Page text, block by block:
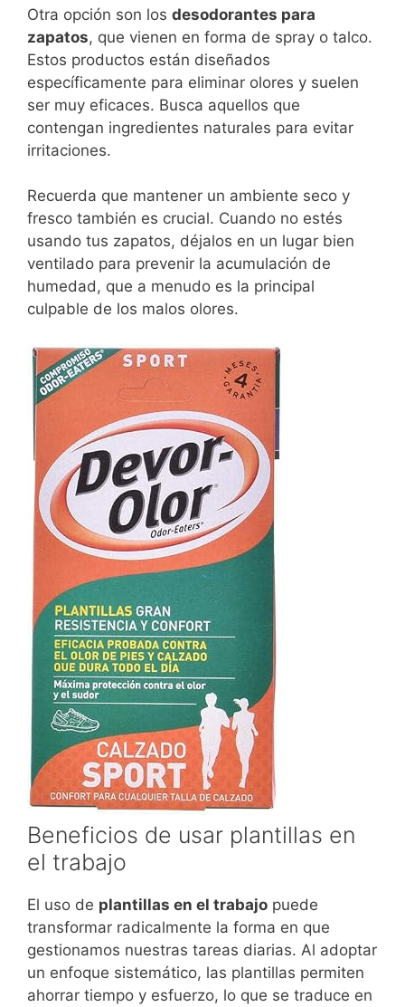
Otra opción son los desodorantes para
zapatos, que vienen en forma de spray o talco.
Estos productos están diseñados
específicamente para eliminar olores y suelen
ser muy eficaces. Busca aquellos que
contengan ingredientes naturales para evitar
irritaciones.
Recuerda que mantener un ambiente seco y
fresco también es crucial. Cuando no estés
usando tus zapatos, déjalos en un lugar bien
ventilado para prevenir la acumulación de
humedad, que a menudo es la principal
culpable de los malos olores.
Beneficios de usar plantillas en
el trabajo
El uso de plantillas en el trabajo puede
transformar radicalmente la forma en que
gestionamos nuestras tareas diarias. Al adoptar
un enfoque sistemático, las plantillas permiten
ahorrar tiempo y esfuerzo, lo que se traduce en